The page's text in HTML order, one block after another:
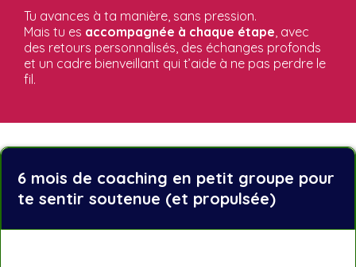
Tu avances à ta manière, sans pression.
Mais tu es accompagnée à chaque étape, avec
des retours personnalisés, des échanges profonds
et un cadre bienveillant qui t’aide à ne pas perdre le
fil.
6 mois de coaching en petit groupe pour
te sentir soutenue (et propulsée)